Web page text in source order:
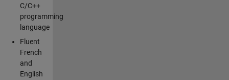
C/C++
programming
language
Fluent
French
and
English